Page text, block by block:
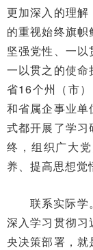
更加深入的理解
的重视始终旗
坚强党性、一以
一以贯之的使命
省16个州（市
和省属企事业
式都开展了学
终，组织广大
养、提高思想觉
联系实际学
深入学习贯彻习
央决策部署，就